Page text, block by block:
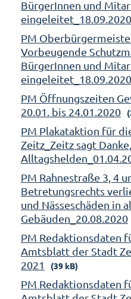
BürgerInnen und
eingeleitet_18.09.2020
PM
Vorbeugende
BürgerInnen und
eingeleitet_18.09.2020
PM Öffnungszeiten
20.01. bis 24.01.2020
PM Plakataktion für
Zeitz_Zeitz sagt Danke,
PM Rahnestraße 3, 4
Betretungsrechts
und Nässeschäden in
Gebäuden_20.08.2020
PM Redaktionsdaten
Amtsblatt der Stadt
2021
(39 kB)
PM Redaktionsdaten